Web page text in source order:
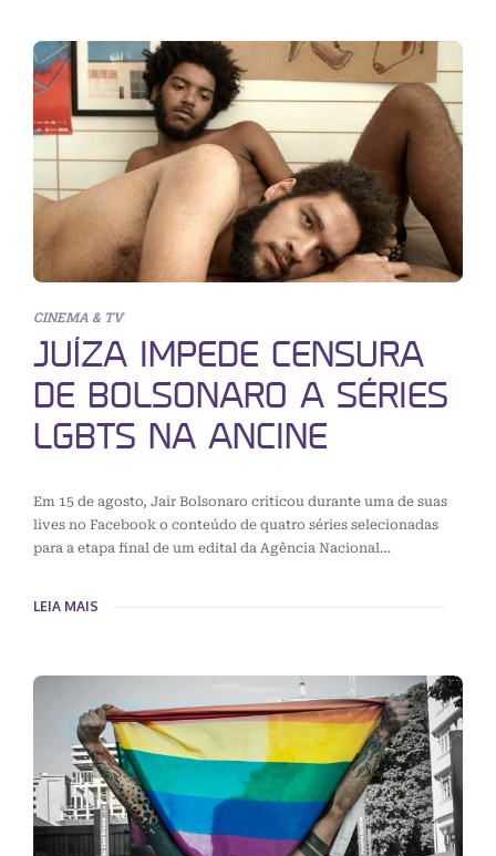
CINEMA & TV
JUÍZA IMPEDE CENSURA
DE BOLSONARO A SÉRIES
LGBTS NA ANCINE
Em 15 de agosto, Jair Bolsonaro criticou durante uma de suas
lives no Facebook o conteúdo de quatro séries selecionadas
para a etapa final de um edital da Agência Nacional…
LEIA MAIS